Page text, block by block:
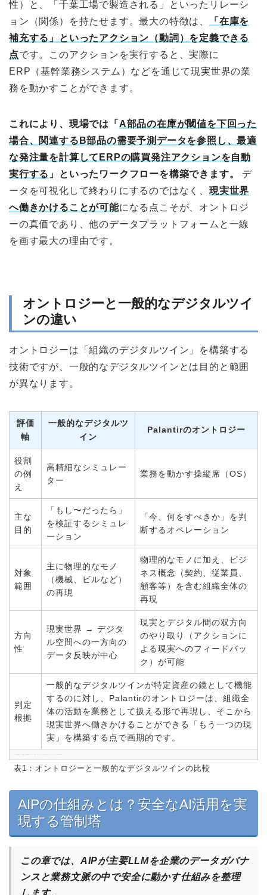
性）と、「千葉工場で製造される」といったリレーシ
ョン（関係）を持たせます。最大の特徴は、
「在庫を
補充する」といったアクション（動詞）を定義できる
点です。このアクションを実行すると、実際に
ERP（基幹業務システム）などを通じて現実世界の業
務を動かすことができます。
これにより、現場では「 A部品の在庫が閾値を下回った
場合、関連するB部品の需要予測データを参照し、最適
な発注量を計算してERPの購買発注アクションを自動
実行する 」といったワークフローを構築できます。
デ
ータを可視化して終わりにするのではなく、 現実世界
へ働きかけることが可能になる点こそが、オントロジ
ーの真価であり、他のデータプラットフォームと一線
を画す最大の理由です。
オントロジーと一般的なデジタルツイ
ンの違い
オントロジーは「組織のデジタルツイン」を構築する
技術ですが、一般的なデジタルツインとは目的と範囲
が異なります。
表1：オントロジーと一般的なデジタルツインの比較
評価
軸
一般的なデジタルツ
イン
Palantirのオントロジー
役割
の例
え
高精細なシミュレー
ター
業務を動かす操縦席（OS）
主な
目的
「もし〜だったら」
を検証するシミュレ
ーション
「今、何をすべきか」を判
断するオペレーション
対象
範囲
主に物理的なモノ
（機械、ビルなど）
の再現
物理的なモノに加え、ビジ
ネス概念（契約、従業員、
顧客等）を含む組織全体の
再現
方向
性
現実世界 → デジタ
ル空間への一方向の
データ反映が中心
現実とデジタル間の双方向
のやり取り（アクションに
よる現実へのフィードバッ
ク）が可能
判定
根拠
一般的なデジタルツインが特定資産の鏡として機能
するのに対し、Palantirのオントロジーは、組織全
体の活動を業務として扱える形で再現し、そこから
現実世界へ働きかけることができる「もう一つの現
実」を構築する点で画期的です。
AIPの仕組みとは？安全なAI活用を実
現する管制塔
この章では、AIPが主要LLMを企業のデータガバナ
ンスと業務文脈の中で安全に動かす仕組みを整理
します。